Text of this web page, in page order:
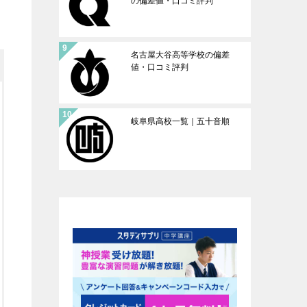
名古屋大谷高等学校の偏差
値・口コミ評判
岐阜県高校一覧｜五十音順